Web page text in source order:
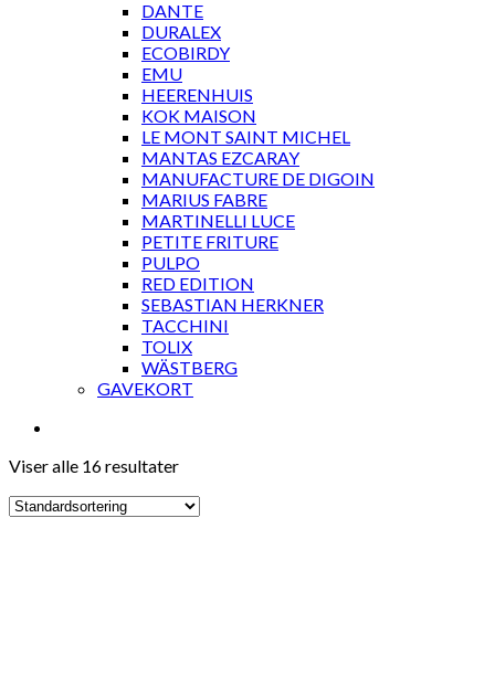
DANTE
DURALEX
ECOBIRDY
EMU
HEERENHUIS
KOK MAISON
LE MONT SAINT MICHEL
MANTAS EZCARAY
MANUFACTURE DE DIGOIN
MARIUS FABRE
MARTINELLI LUCE
PETITE FRITURE
PULPO
RED EDITION
SEBASTIAN HERKNER
TACCHINI
TOLIX
WÄSTBERG
GAVEKORT
Viser alle 16 resultater